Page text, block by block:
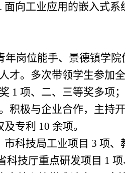
向工业应用的嵌入式系
岗位能手、景德镇学
才。多次带领学生参加
1 项、二、三等奖多项
积极与企业合作，主持
专利 10 余项。
科技局工业项目 3 项、
科技厅重点研发项目 1